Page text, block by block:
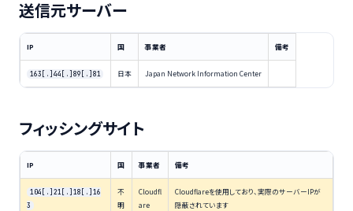
送信元サーバー
IP 国 事業者 備考
163[.]44[.]89[.]81 日本 Japan Network Information Center
フィッシングサイト
IP 国 事業者 備考
104[.]21[.]18[.]16
3
不
明
Cloudfl
are
Cloudflareを使用しており、実際のサーバーIPが
隠蔽されています